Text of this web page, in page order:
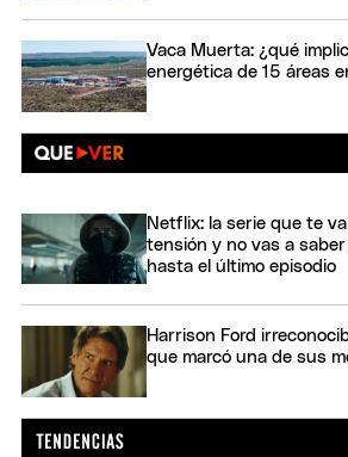
Vaca Muerta: ¿qué
energética de 15 áreas
Netflix: la serie que te
tensión y no vas a
hasta el último episodio
Harrison Ford
que marcó una de sus